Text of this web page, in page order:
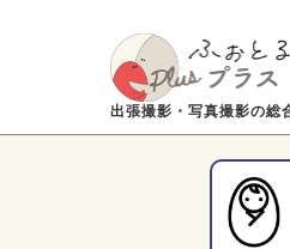
出張撮影・写真撮影の総